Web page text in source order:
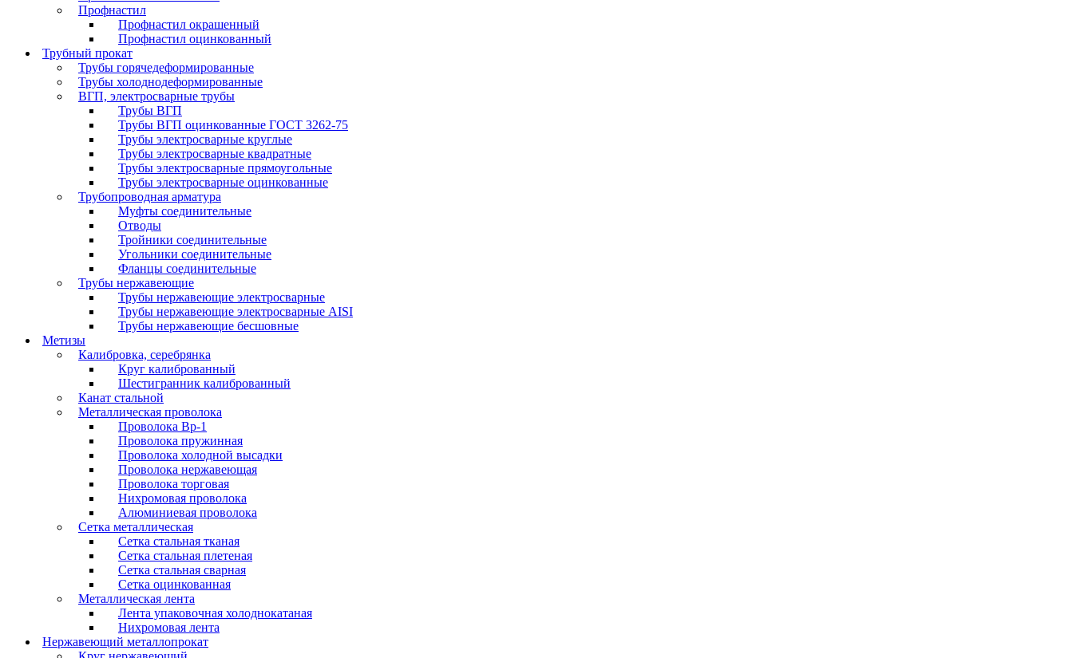
Профнастил
Профнастил окрашенный
Профнастил оцинкованный
Трубный прокат
Трубы горячедеформированные
Трубы холоднодеформированные
ВГП, электросварные трубы
Трубы ВГП
Трубы ВГП оцинкованные ГОСТ 3262-75
Трубы электросварные круглые
Трубы электросварные квадратные
Трубы электросварные прямоугольные
Трубы электросварные оцинкованные
Трубопроводная арматура
Муфты соединительные
Отводы
Тройники соединительные
Угольники соединительные
Фланцы соединительные
Трубы нержавеющие
Трубы нержавеющие электросварные
Трубы нержавеющие электросварные AISI
Трубы нержавеющие бесшовные
Метизы
Калибровка, серебрянка
Круг калиброванный
Шестигранник калиброванный
Канат стальной
Металлическая проволока
Проволока Вр-1
Проволока пружинная
Проволока холодной высадки
Проволока нержавеющая
Проволока торговая
Нихромовая проволока
Алюминиевая проволока
Сетка металлическая
Сетка стальная тканая
Сетка стальная плетеная
Сетка стальная сварная
Сетка оцинкованная
Металлическая лента
Лента упаковочная холоднокатаная
Нихромовая лента
Нержавеющий металлопрокат